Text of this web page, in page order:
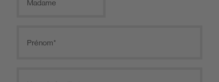
Madame